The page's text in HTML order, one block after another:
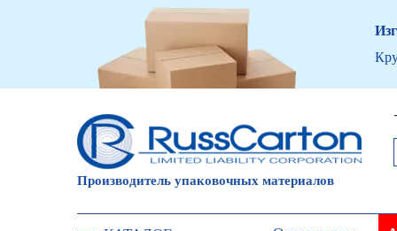
Производитель упаковочных материалов